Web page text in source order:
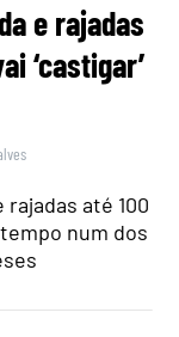
e rajadas
‘castigar’
até 100
num dos